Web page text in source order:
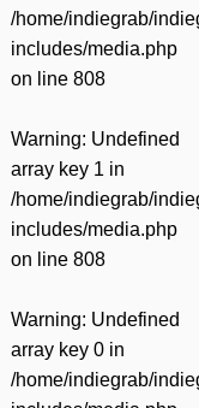
/home/indiegrab/
includes/media.php
on line 808
Warning: Undefined
array key 1 in
/home/indiegrab/
includes/media.php
on line 808
Warning: Undefined
array key 0 in
/home/indiegrab/